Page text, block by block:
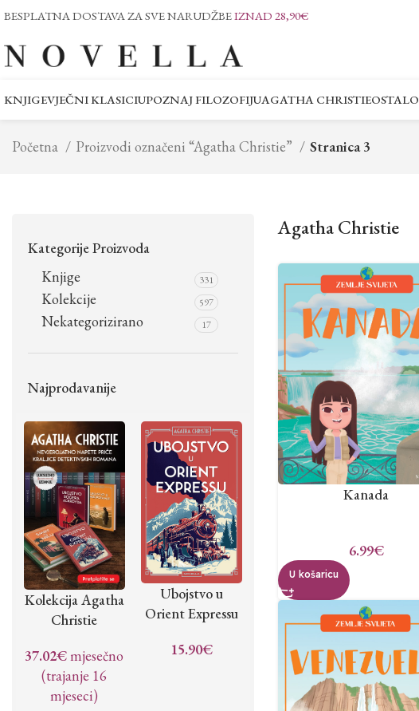
BESPLATNA DOSTAVA ZA SVE NARUDŽBEIZNAD 28,90€
KNJIGEVJEČNI KLASICIUPOZNAJ FILOZOFIJUAGATHA CHRISTIEOSTALO
Početna Proizvodi označeni “Agatha Christie” Stranica 3
Kategorije Proizvoda
Knjige
331
Kolekcije 597
Nekategorizirano 17
Najprodavanije
Kolekcija Agatha
Christie
37.02€mjesečno
(trajanje 16
mjeseci)
Ubojstvo u
Orient Expressu
15.90€
Agatha Christie
Kanada
6.99€
U košaricu